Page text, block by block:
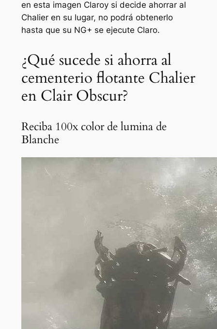
en esta imagen Claroy si decide ahorrar al
Chalier en su lugar, no podrá obtenerlo
hasta que su NG+ se ejecute Claro.
¿Qué sucede si ahorra al
cementerio flotante Chalier
en Clair Obscur?
Reciba 100x color de lumina de
Blanche